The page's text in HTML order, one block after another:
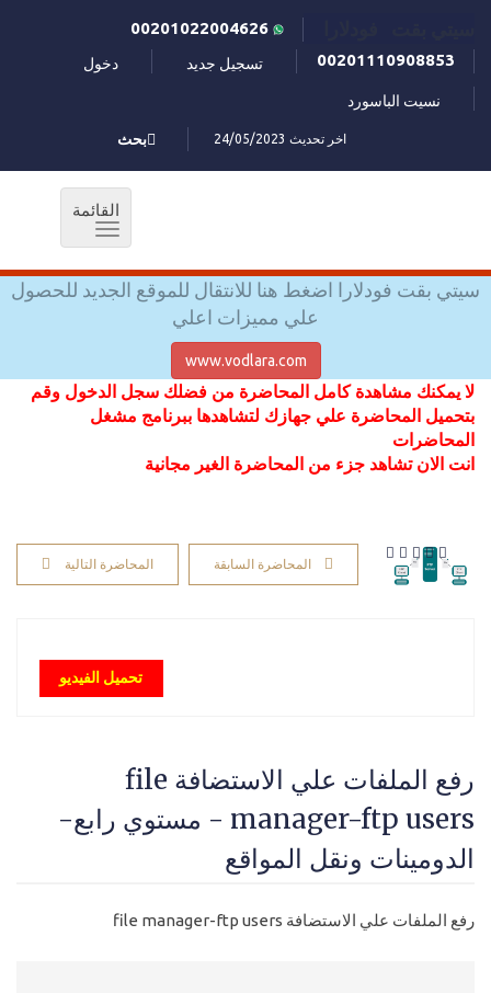
00201110908853
تسجيل جديد دخول
نسيت الباسورد
اخر تحديث 24/05/2023 بحث
القائمة
Toggle
سيتي بقت فودلارا اضغط هنا للانتقال للموقع الجديد للحصول
علي مميزات اعلي
www.vodlara.com
لا يمكنك مشاهدة كامل المحاضرة من فضلك سجل الدخول وقم
بتحميل المحاضرة علي جهازك لتشاهدها ببرنامج مشغل
المحاضرات
انت الان تشاهد جزء من المحاضرة الغير مجانية
المحاضرة السابقة المحاضرة التالية
تحميل الفيديو
رفع الملفات علي الاستضافة file
manager-ftp users - مستوي رابع-
الدومينات ونقل المواقع
رفع الملفات علي الاستضافة file manager-ftp users